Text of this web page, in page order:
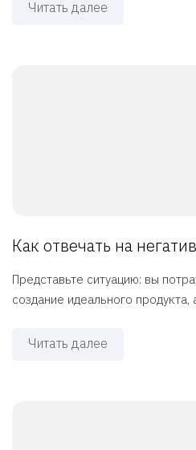
Читать далее
Как отвечать на
Представьте ситуацию: вы
создание идеального продукта,
Читать далее